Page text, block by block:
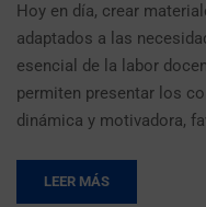
Hoy en día, crear
adaptados a las
esencial de la labor
permiten presentar los
dinámica y motivadora,
LEER MÁS